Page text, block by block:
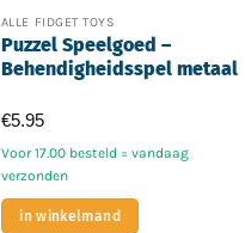
ALLE FIDGET TOYS
Puzzel Speelgoed –
Behendigheidsspel metaal
Voor 17.00 besteld = vandaag
verzonden
€5.95
in winkelmand